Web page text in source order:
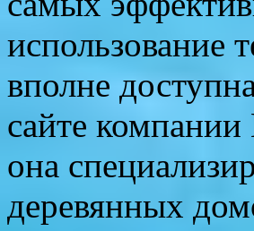
использование
вполне
сайте
она
деревянных